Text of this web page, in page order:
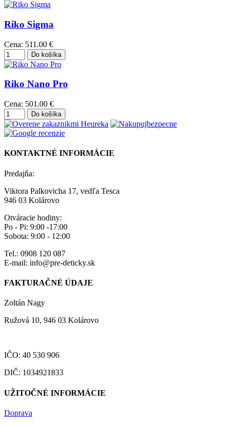
Riko Sigma
Cena: 511.00 €
Riko Nano Pro
Cena: 501.00 €
KONTAKTNÉ INFORMÁCIE
Predajňa:
Viktora Palkovicha 17, vedľa Tesca
946 03 Kolárovo
Otváracie hodiny:
Po - Pi: 9:00 -17:00
Sobota: 9:00 - 12:00
Tel.: 0908 120 087
E-mail: info@pre-deticky.sk
FAKTURAČNÉ ÚDAJE
Zoltán Nagy
Ružová 10, 946 03 Kolárovo
IČO: 40 530 906
DIČ: 1034921833
UŽITOČNÉ INFORMÁCIE
Doprava